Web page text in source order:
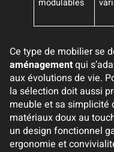
modulables
Ce type de mobilier se
aménagementqui
aux évolutions de vie.
la sélection doit aussi
meuble et sa simplicité
matériaux doux au
un design fonctionnel
ergonomie et